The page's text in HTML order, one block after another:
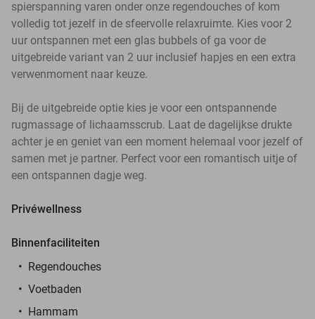
spierspanning varen onder onze regendouches of kom
volledig tot jezelf in de sfeervolle relaxruimte. Kies voor 2
uur ontspannen met een glas bubbels of ga voor de
uitgebreide variant van 2 uur inclusief hapjes en een extra
verwenmoment naar keuze.
Bij de uitgebreide optie kies je voor een ontspannende
rugmassage of lichaamsscrub. Laat de dagelijkse drukte
achter je en geniet van een moment helemaal voor jezelf of
samen met je partner. Perfect voor een romantisch uitje of
een ontspannen dagje weg.
Privéwellness
Binnenfaciliteiten
Regendouches
Voetbaden
Hammam